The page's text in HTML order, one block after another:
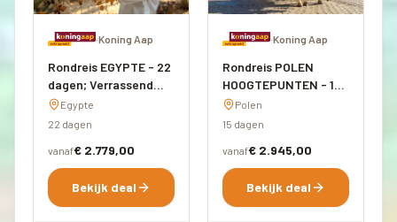
·Koning Aap
Rondreis EGYPTE - 22
dagen; Verrassend
Egypte
Egypte
22 dagen
vanaf€ 2.779,00
Bekijk deal
·Koning Aap
Rondreis POLEN
HOOGTEPUNTEN - 15
dagen; Het land van
duizend meren
Polen
15 dagen
vanaf€ 2.945,00
Bekijk deal